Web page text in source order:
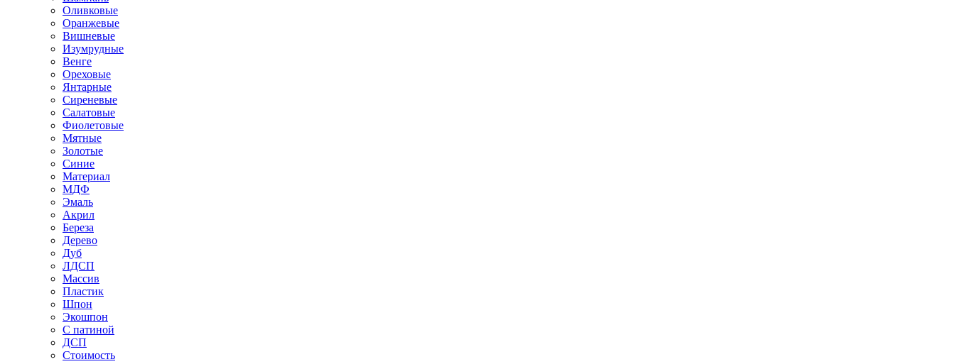
Оливковые
Оранжевые
Вишневые
Изумрудные
Венге
Ореховые
Янтарные
Сиреневые
Салатовые
Фиолетовые
Мятные
Золотые
Синие
Материал
МДФ
Эмаль
Акрил
Береза
Дерево
Дуб
ЛДСП
Массив
Пластик
Шпон
Экошпон
С патиной
ДСП
Стоимость